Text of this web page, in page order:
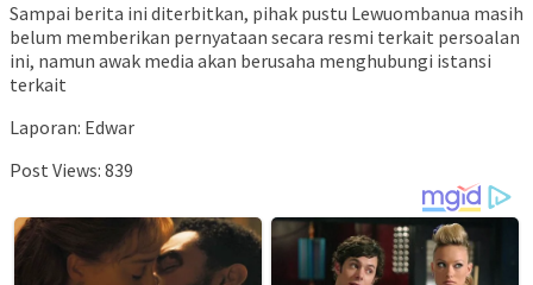
Sampai berita ini diterbitkan, pihak pustu Lewuombanua masih
belum memberikan pernyataan secara resmi terkait persoalan
ini, namun awak media akan berusaha menghubungi istansi
terkait
Laporan: Edwar
Post Views: 839